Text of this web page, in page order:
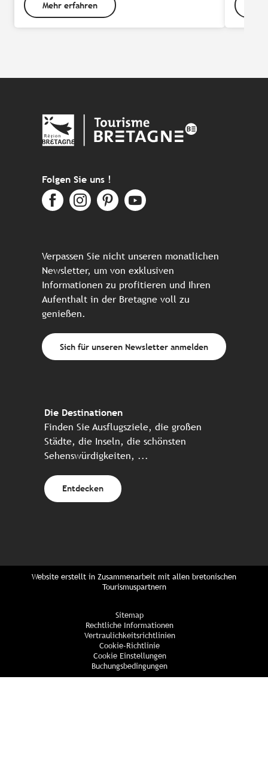
Mehr erfahren
Folgen Sie uns !
Verpassen Sie nicht unseren monatlichen
Newsletter, um von exklusiven
Informationen zu profitieren und Ihren
Aufenthalt in der Bretagne voll zu
genießen.
Sich für unseren Newsletter anmelden
Die Destinationen
Finden Sie Ausflugsziele, die großen
Städte, die Inseln, die schönsten
Sehenswürdigkeiten, ...
Entdecken
Website erstellt in Zusammenarbeit mit allen bretonischen
Tourismuspartnern
Sitemap
Rechtliche Informationen
Vertraulichkeitsrichtlinien
Cookie-Richtlinie
Cookie Einstellungen
Buchungsbedingungen